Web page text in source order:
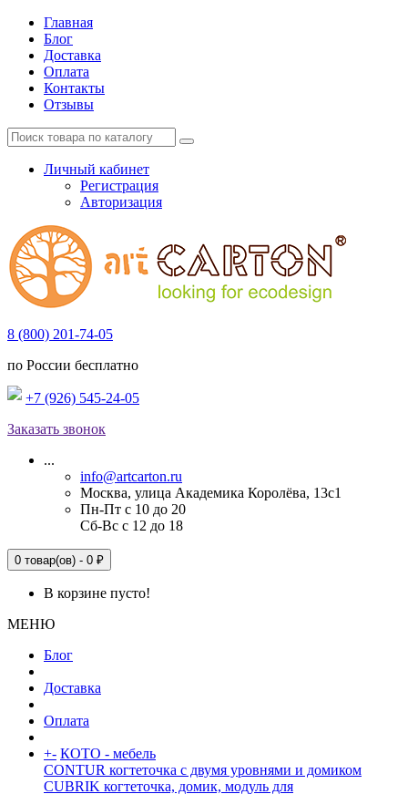
Главная
Блог
Доставка
Оплата
Контакты
Отзывы
Личный кабинет
Регистрация
Авторизация
8 (800) 201-74-05
по России бесплатно
+7 (926) 545-24-05
Заказать звонок
...
info@artcarton.ru
Москва, улица Академика Королёва, 13с1
Пн-Пт с 10 до 20
Сб-Вс с 12 до 18
0 товар(ов) - 0 ₽
В корзине пусто!
МЕНЮ
Блог
Доставка
Оплата
+- КОТО - мебель
CONTUR когтеточка с двумя уровнями и домиком
CUBRIK когтеточка, домик, модуль для